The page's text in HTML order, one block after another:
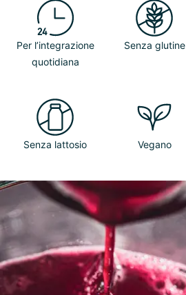
Per l’integrazione
quotidiana
Senza glutine
Senza lattosio Vegano